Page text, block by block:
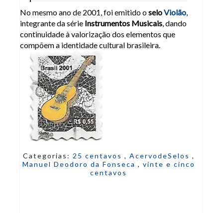
No mesmo ano de 2001, foi emitido oseloViolão,
integrante da série Instrumentos Musicais, dando
continuidade à valorização dos elementos que
compõem a identidade cultural brasileira.
Categorias: 25 centavos , AcervodeSelos ,
Manuel Deodoro da Fonseca , vinte e cinco
centavos